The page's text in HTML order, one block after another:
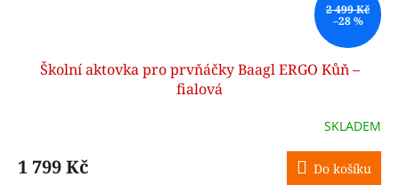
2 499 Kč
–28 %
Školní aktovka pro prvňáčky Baagl ERGO Kůň –
fialová
SKLADEM
1 799 Kč Do košíku